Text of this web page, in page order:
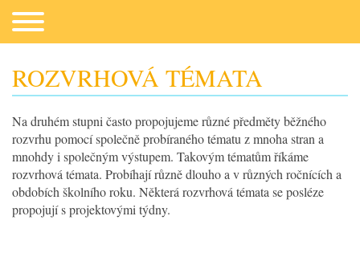
Co potřebujeme
ROZVRHOVÁ TÉMATA
Na druhém stupni často propojujeme různé předměty běžného
rozvrhu pomocí společně probíraného tématu z mnoha stran a
mnohdy i společným výstupem. Takovým tématům říkáme
rozvrhová témata. Probíhají různě dlouho a v různých ročnících a
obdobích školního roku. Některá rozvrhová témata se posléze
propojují s projektovými týdny.